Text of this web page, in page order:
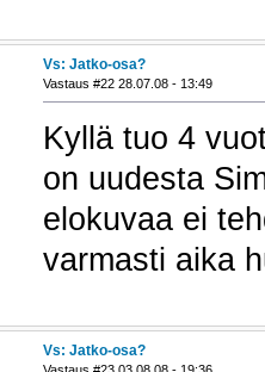
Vs: Jatko-osa?
Vastaus #22 28.07.08 - 13:49
Kyllä tuo 4
on uudesta
elokuvaa ei
varmasti aika
Vs: Jatko-osa?